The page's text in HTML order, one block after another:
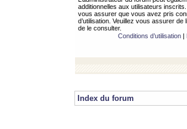
additionnelles aux utilisateurs
vous assurer que vous avez pris
d’utilisation. Veuillez vous assurer
de le consulter.
Conditions d’utilisation|
Index du forum